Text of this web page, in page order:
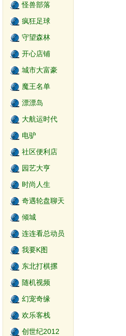
怪兽部落
疯狂足球
守望森林
开心店铺
城市大富豪
魔王名单
漂漂岛
大航运时代
电驴
社区便利店
园艺大亨
时尚人生
奇遇轮盘聊天
倾城
连连看总动员
我要K图
东北打棋摞
随机视频
幻宠奇缘
欢乐客栈
创世纪2012